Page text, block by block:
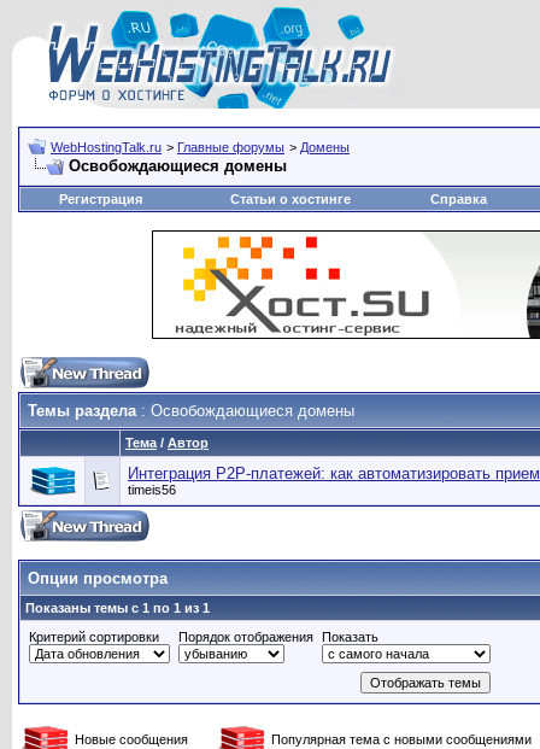
WebHostingTalk.ru > Главные форумы > Домены
Освобождающиеся домены
Регистрация Статьи о хостинге Справка
Темы раздела: Освобождающиеся домены
Тема / Автор
Интеграция P2P-платежей: как автоматизировать
timeis56
Опции просмотра
Показаны темы с 1 по 1 из 1
Критерий сортировки
Порядок отображения Показать
Новые сообщения Популярная тема с новыми сообщениями